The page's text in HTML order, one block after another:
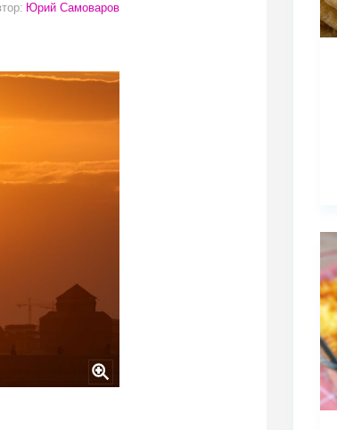
Юрий Самоваров